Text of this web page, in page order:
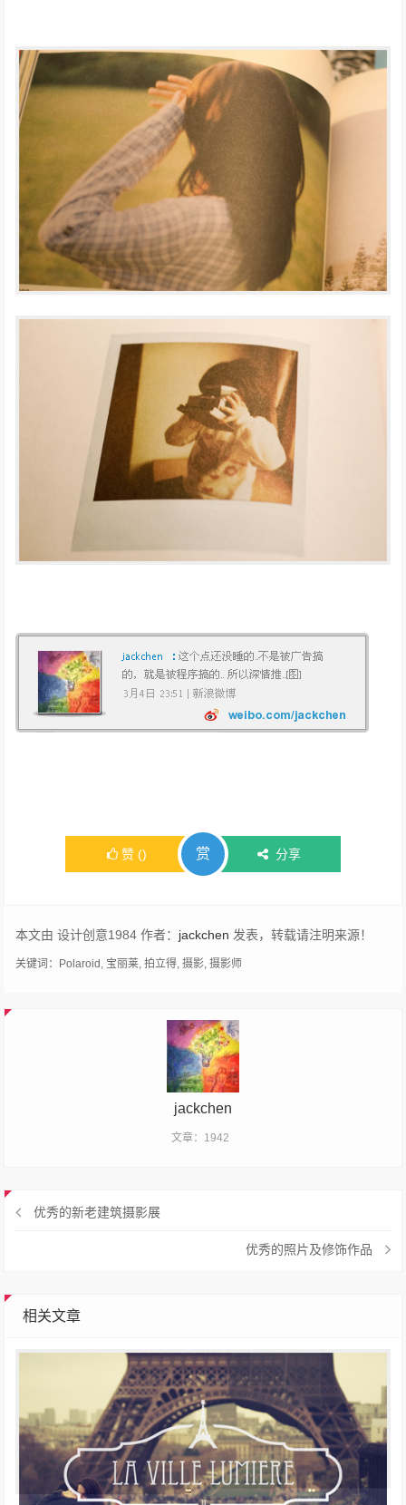
赞 () 赏 分享
本文由 设计创意1984 作者： jackchen 发表，转载请注明来源！
关键词： Polaroid, 宝丽莱,拍立得,摄影,摄影师
jackchen
文章：1942
优秀的新老建筑摄影展
优秀的照片及修饰作品
相关文章